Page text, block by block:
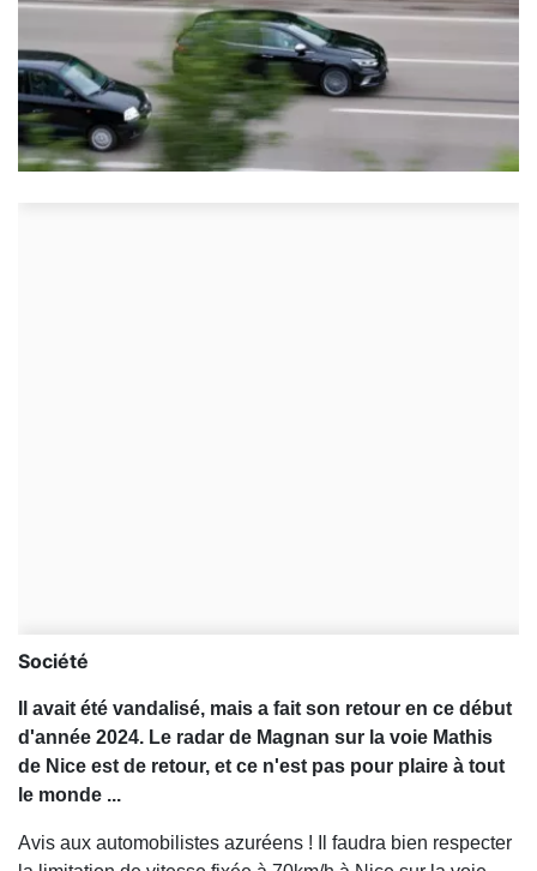
Société
Il avait été vandalisé, mais a fait son retour en ce début
d'année 2024. Le radar de Magnan sur la voie Mathis
de Nice est de retour, et ce n'est pas pour plaire à tout
le monde ...
Avis aux automobilistes azuréens ! Il faudra bien respecter